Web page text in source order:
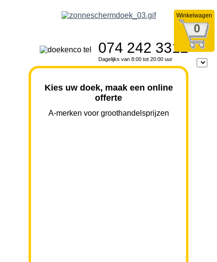
Winkelwagen
0
074 242 3312
Dagelijks van 8:00 tot 20:00 uur
Kies uw doek, maak een online
offerte
A-merken voor groothandelsprijzen